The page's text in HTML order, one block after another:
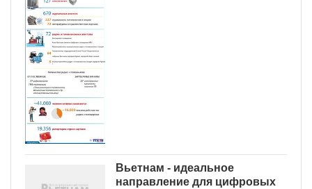
Вьетнам - идеальное
направление для цифровых